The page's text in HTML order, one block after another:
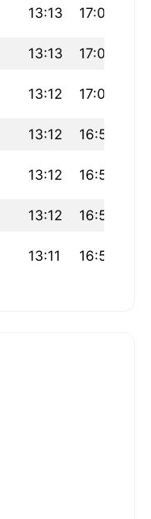
13:13 17:03
13:13 17:01
13:12 17:00
13:12 16:59
13:12 16:58
13:12 16:56
13:11 16:55